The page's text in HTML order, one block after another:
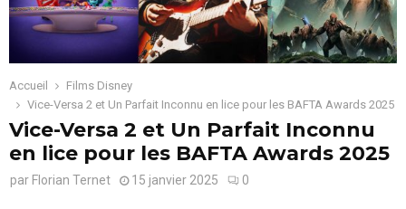
Accueil
Films Disney
Vice-Versa 2 et Un Parfait Inconnu en lice pour les BAFTA Awards 2025
Vice-Versa 2 et Un Parfait Inconnu
en lice pour les BAFTA Awards 2025
par Florian Ternet 15 janvier 2025 0